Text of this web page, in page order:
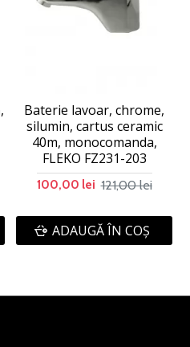
Baterie lavoar, chrome,
silumin, cartus ceramic
40m, monocomanda,
FLEKO FZ231-203
100,00 lei 121,00 lei
ADAUGĂ ÎN COŞ